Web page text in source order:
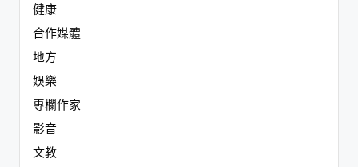
健康
合作媒體
地方
娛樂
專欄作家
影音
文教